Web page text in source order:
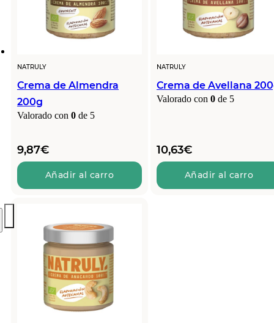
NATRULY
Crema de Almendra
200g
Valorado con 0 de 5
9,87€
Añadir al carro
NATRULY
Crema de Avellana
Valorado con 0 de 5
10,63€
Añadir al carro